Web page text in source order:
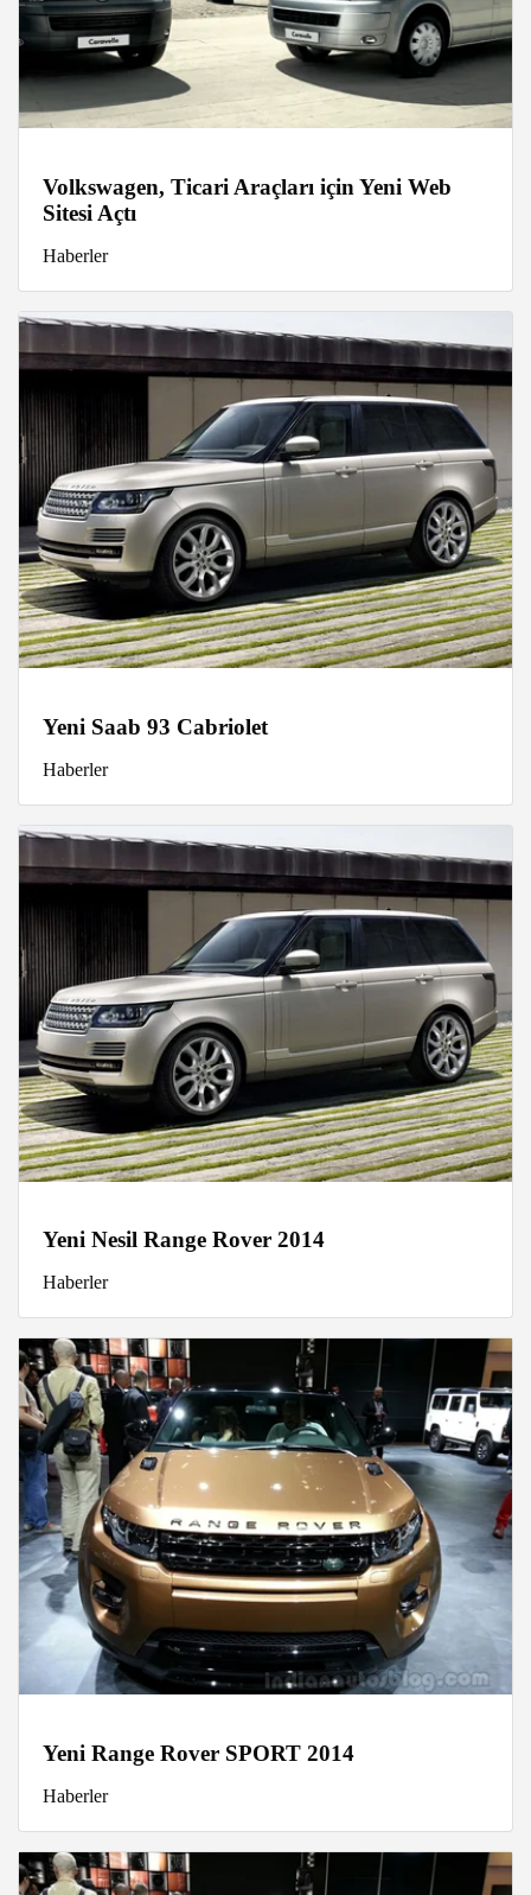
Volkswagen, Ticari Araçları için Yeni Web
Sitesi Açtı
Haberler
Yeni Saab 93 Cabriolet
Haberler
Yeni Nesil Range Rover 2014
Haberler
Yeni Range Rover SPORT 2014
Haberler